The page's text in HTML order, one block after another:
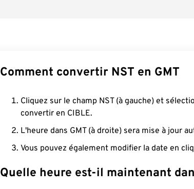
Comment convertir NST en GMT
Cliquez sur le champ NST (à gauche) et
convertir en CIBLE.
L'heure dans GMT (à droite) sera mise à jour
Vous pouvez également modifier la date en
Quelle heure est-il maintenant